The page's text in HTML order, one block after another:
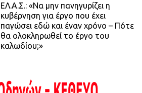
ΕΛ.Α.Σ.: «Να μην πανηγυρίζει η
κυβέρνηση για έργο που έχει
παγώσει εδώ και έναν χρόνο – Πότε
θα ολοκληρωθεί το έργο του
καλωδίου;»